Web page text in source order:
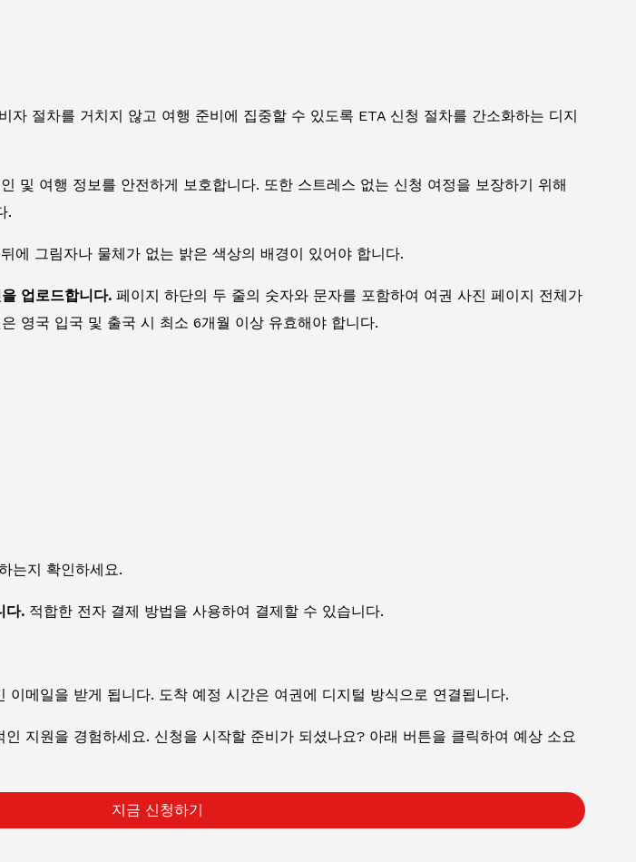
자 절차를 거치지 않고 여행 준비에 집중할 수 있도록 ETA 신청 절차를 간소화하는 디지
및 여행 정보를 안전하게 보호합니다. 또한 스트레스 없는 신청 여정을 보장하기 위해
.
에 그림자나 물체가 없는 밝은 색상의 배경이 있어야 합니다.
업로드합니다. 페이지 하단의 두 줄의 숫자와 문자를 포함하여 여권 사진 페이지 전체가
영국 입국 및 출국 시 최소 6개월 이상 유효해야 합니다.
는지 확인하세요.
다. 적합한 전자 결제 방법을 사용하여 결제할 수 있습니다.
이메일을 받게 됩니다. 도착 예정 시간은 여권에 디지털 방식으로 연결됩니다.
지원을 경험하세요. 신청을 시작할 준비가 되셨나요? 아래 버튼을 클릭하여 예상 소요
지금 신청하기